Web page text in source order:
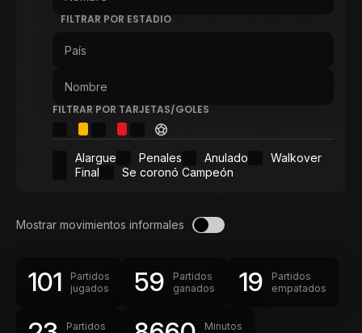
FILTRAR POR ESTADIO
FILTRAR POR TARJETAS/GOLES
Alargue Penales Anulado
Walkover
Final
Se coronó Campeón
Mostrar movimientos informales
101
Partidos
jugados
59
Partidos
ganados
19
Partidos
empatados
Partidos
Minutos